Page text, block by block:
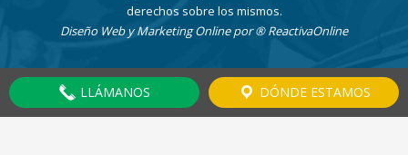
derechos sobre los mismos.
Diseño Web y Marketing Online por® ReactivaOnline
LLÁMANOS DÓNDE ESTAMOS